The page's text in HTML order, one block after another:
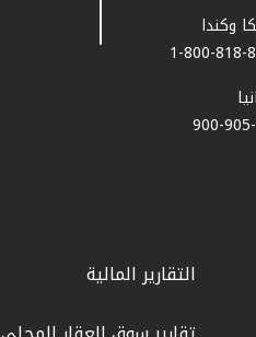
وكندا
1-800-818-
900-
التقارير المالية